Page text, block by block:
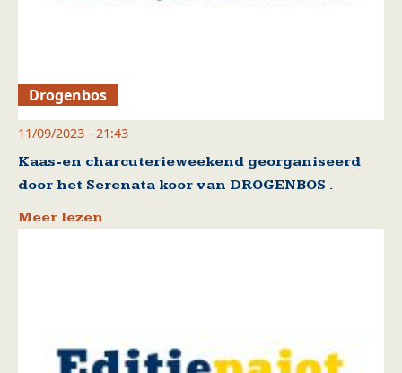
Drogenbos
11/09/2023 - 21:43
Kaas-en charcuterieweekend georganiseerd
door het Serenata koor van DROGENBOS .
Meer lezen